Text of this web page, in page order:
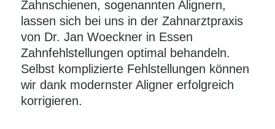
Zahnschienen, sogenannten Alignern,
lassen sich bei uns in der Zahnarztpraxis
von Dr. Jan Woeckner in Essen
Zahnfehlstellungen optimal behandeln.
Selbst komplizierte Fehlstellungen können
wir dank modernster Aligner erfolgreich
korrigieren.